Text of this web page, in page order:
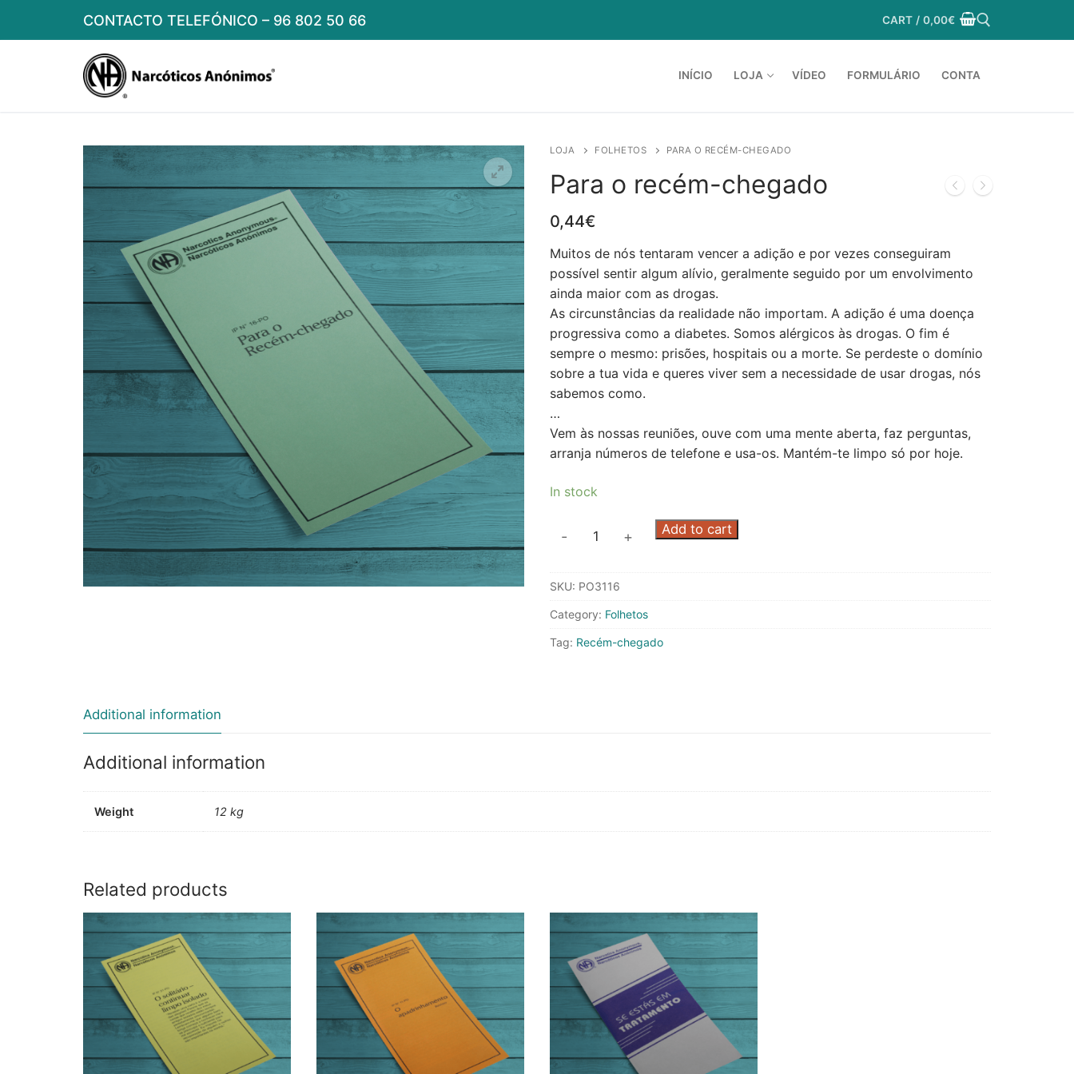
CONTACTO TELEFÓNICO – 96 802 50 66 CART / 0,00€
INÍCIO LOJA VÍDEO FORMULÁRIO CONTA
LOJA FOLHETOS PARA O RECÉM-CHEGADO
Para o recém-chegado
0,44€
Muitos de nós tentaram vencer a adição e por vezes conseguiram
possível sentir algum alívio, geralmente seguido por um envolvimento
ainda maior com as drogas.
As circunstâncias da realidade não importam. A adição é uma doença
progressiva como a diabetes. Somos alérgicos às drogas. O fim é
sempre o mesmo: prisões, hospitais ou a morte. Se perdeste o domínio
sobre a tua vida e queres viver sem a necessidade de usar drogas, nós
sabemos como.
…
Vem às nossas reuniões, ouve com uma mente aberta, faz perguntas,
arranja números de telefone e usa-os. Mantém-te limpo só por hoje.
In stock
chegado
quantity
- + Add to cart
SKU: PO3116
Category: Folhetos
Tag: Recém-chegado
Additional information
Additional information
Weight 12 kg
Related products